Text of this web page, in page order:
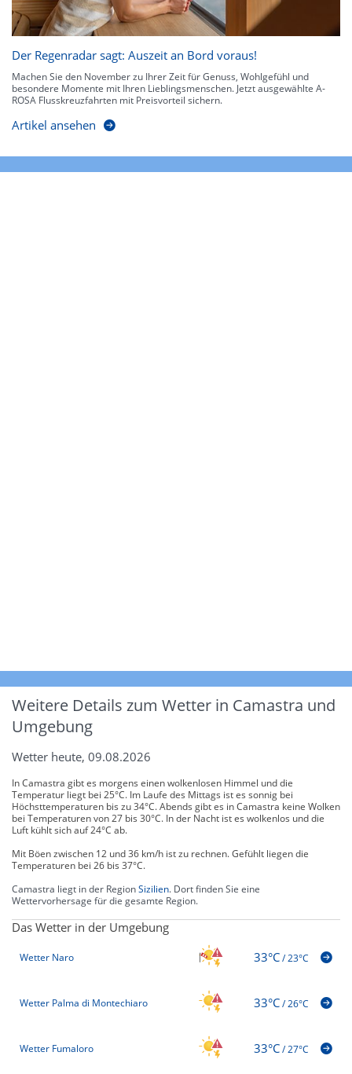
Der Regenradar sagt: Auszeit an Bord voraus!
Machen Sie den November zu Ihrer Zeit für Genuss, Wohlgefühl und
besondere Momente mit Ihren Lieblingsmenschen. Jetzt ausgewählte A-
ROSA Flusskreuzfahrten mit Preisvorteil sichern.
Artikel ansehen
Weitere Details zum Wetter in Camastra und
Umgebung
Wetter heute, 09.08.2026
In Camastra gibt es morgens einen wolkenlosen Himmel und die
Temperatur liegt bei 25°C. Im Laufe des Mittags ist es sonnig bei
Höchsttemperaturen bis zu 34°C. Abends gibt es in Camastra keine Wolken
bei Temperaturen von 27 bis 30°C. In der Nacht ist es wolkenlos und die
Luft kühlt sich auf 24°C ab.
Mit Böen zwischen 12 und 36 km/h ist zu rechnen. Gefühlt liegen die
Temperaturen bei 26 bis 37°C.
Camastra liegt in der RegionSizilien. Dort finden Sie eine
Wettervorhersage für die gesamte Region.
Das Wetter in der Umgebung
Wetter Naro 33°C/23°C
Wetter Palma di Montechiaro 33°C/26°C
Wetter Fumaloro 33°C/27°C